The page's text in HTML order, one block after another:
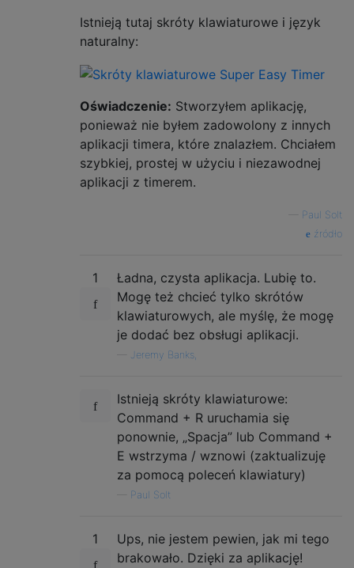
Istnieją tutaj skróty klawiaturowe i język
naturalny:
Oświadczenie: Stworzyłem aplikację,
ponieważ nie byłem zadowolony z innych
aplikacji timera, które znalazłem. Chciałem
szybkiej, prostej w użyciu i niezawodnej
aplikacji z timerem.
Paul Solt
źródło
1
Ładna, czysta aplikacja. Lubię to.
Mogę też chcieć tylko skrótów
klawiaturowych, ale myślę, że mogę
je dodać bez obsługi aplikacji.
Jeremy Banks,
Istnieją skróty klawiaturowe:
Command + R uruchamia się
ponownie, „Spacja” lub Command +
E wstrzyma / wznowi (zaktualizuję
za pomocą poleceń klawiatury)
Paul Solt
1
Ups, nie jestem pewien, jak mi tego
brakowało. Dzięki za aplikację!